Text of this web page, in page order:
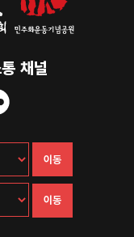
채널
이동
이동